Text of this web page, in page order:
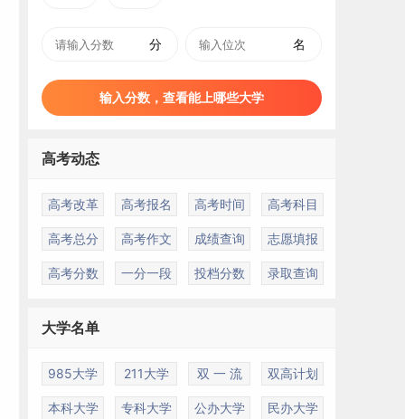
分 名
输入分数，查看能上哪些大学
高考动态
高考改革 高考报名 高考时间 高考科目
高考总分 高考作文 成绩查询 志愿填报
高考分数 一分一段 投档分数 录取查询
大学名单
985大学 211大学 双 一 流 双高计划
本科大学 专科大学 公办大学 民办大学